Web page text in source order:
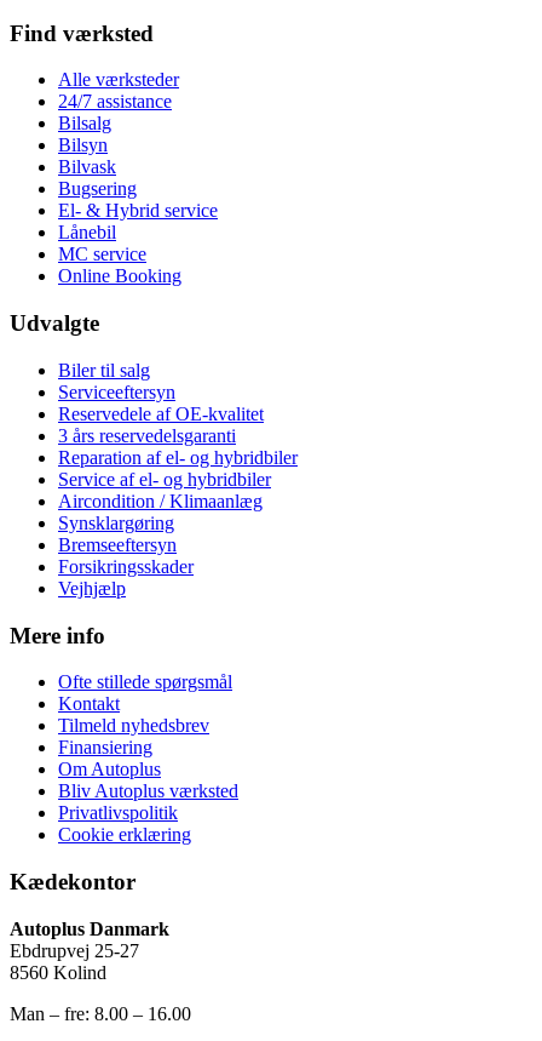
Find værksted
Alle værksteder
24/7 assistance
Bilsalg
Bilsyn
Bilvask
Bugsering
El- & Hybrid service
Lånebil
MC service
Online Booking
Udvalgte
Biler til salg
Serviceeftersyn
Reservedele af OE-kvalitet
3 års reservedelsgaranti
Reparation af el- og hybridbiler
Service af el- og hybridbiler
Aircondition / Klimaanlæg
Synsklargøring
Bremseeftersyn
Forsikringsskader
Vejhjælp
Mere info
Ofte stillede spørgsmål
Kontakt
Tilmeld nyhedsbrev
Finansiering
Om Autoplus
Bliv Autoplus værksted
Privatlivspolitik
Cookie erklæring
Kædekontor
Autoplus Danmark
Ebdrupvej 25-27
8560 Kolind
Man – fre: 8.00 – 16.00